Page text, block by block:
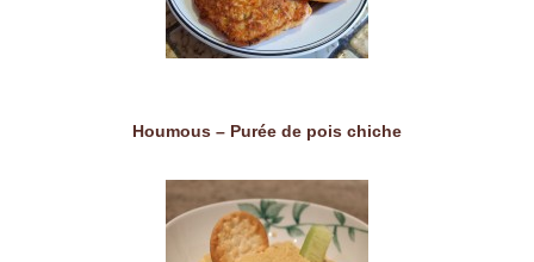
Houmous – Purée de pois chiche